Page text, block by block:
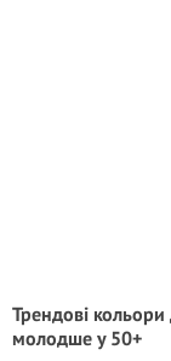
Трендові кольори
молодше у 50+